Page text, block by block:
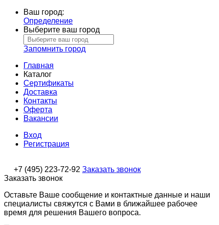
Ваш город:
Определение
Выберите ваш город
Запомнить город
Главная
Каталог
Сертификаты
Доставка
Контакты
Оферта
Вакансии
Вход
Регистрация
+7 (495) 223-72-92 Заказать звонок
Заказать звонок
Оставьте Ваше сообщение и контактные данные и наши
специалисты свяжутся с Вами в ближайшее рабочее
время для решения Вашего вопроса.